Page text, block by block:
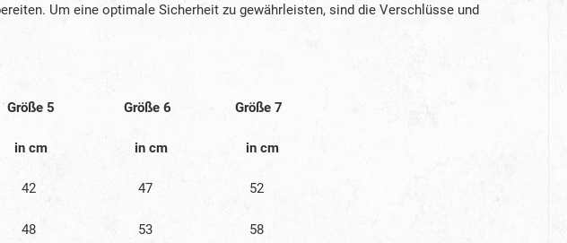
Um eine optimale Sicherheit zu gewährleisten, sind die Verschlüsse und
Größe 5 Größe 6 Größe 7
in cm in cm in cm
42 47 52
48 53 58